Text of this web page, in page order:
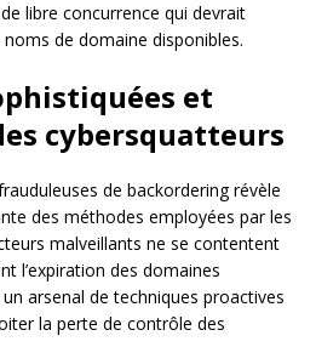
libre concurrence qui devrait
de domaine disponibles.
et
cybersquatteurs
de backordering révèle
des méthodes employées par les
malveillants ne se contentent
l’expiration des domaines
arsenal de techniques proactives
la perte de contrôle des